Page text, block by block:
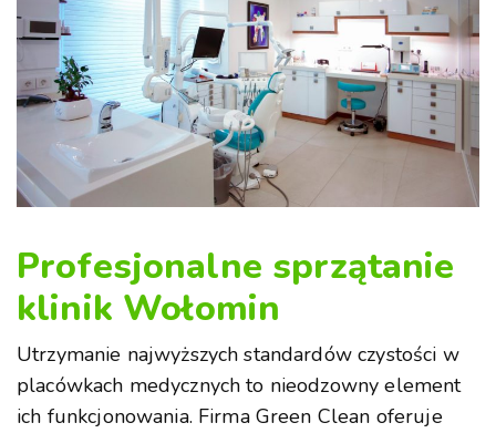
Profesjonalne sprzątanie
klinik Wołomin
Utrzymanie najwyższych standardów czystości w
placówkach medycznych to nieodzowny element
ich funkcjonowania. Firma Green Clean oferuje